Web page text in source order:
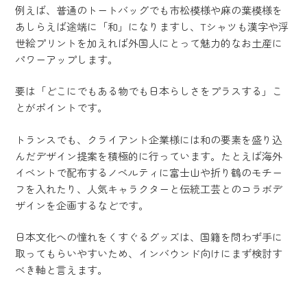
例えば、普通のトートバッグでも市松模様や麻の葉模様を
あしらえば途端に「和」になりますし、Tシャツも漢字や浮
世絵プリントを加えれば外国人にとって魅力的なお土産に
パワーアップします。
要は「どこにでもある物でも日本らしさをプラスする」こ
とがポイントです。
トランスでも、クライアント企業様には和の要素を盛り込
んだデザイン提案を積極的に行っています。たとえば海外
イベントで配布するノベルティに富士山や折り鶴のモチー
フを入れたり、人気キャラクターと伝統工芸とのコラボデ
ザインを企画するなどです。
日本文化への憧れをくすぐるグッズは、国籍を問わず手に
取ってもらいやすいため、インバウンド向けにまず検討す
べき軸と言えます。